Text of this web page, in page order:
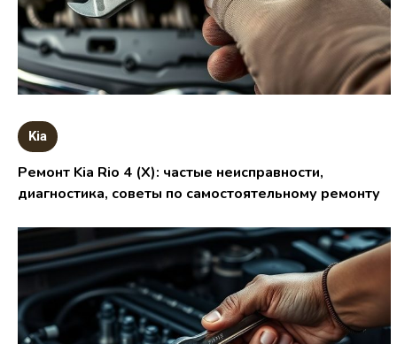
Kia
Ремонт Kia Rio 4 (X): частые неисправности,
диагностика, советы по самостоятельному ремонту